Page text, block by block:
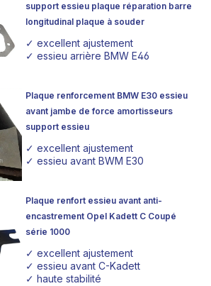
support essieu plaque réparation barre
longitudinal plaque à souder
✓ excellent ajustement
✓ essieu arrière BMW E46
Plaque renforcement BMW E30 essieu
avant jambe de force amortisseurs
support essieu
✓ excellent ajustement
✓ essieu avant BWM E30
Plaque renfort essieu avant anti-
encastrement Opel Kadett C Coupé
série 1000
✓ excellent ajustement
✓ essieu avant C-Kadett
✓ haute stabilité